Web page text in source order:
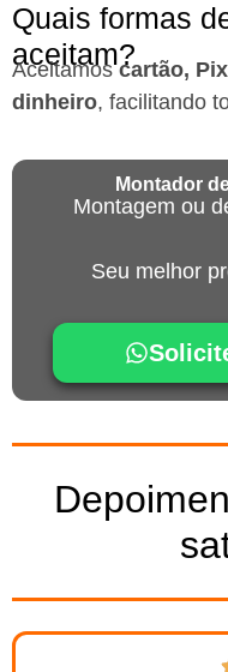
Quais formas
aceitam?
Aceitamoscartão,
dinheiro, facilitando
Montador
Montagem ou
Seu melhor